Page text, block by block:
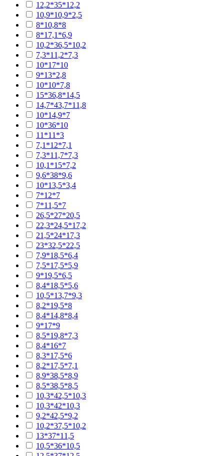
12,2*35*12,2
10,9*10,9*2,5
8*10,8*8
8*17,1*6,9
10,2*36,5*10,2
7,3*11,2*7,3
10*17*10
9*13*2,8
10*10*7,8
15*36,8*14,5
14,7*43,7*11,8
10*14,9*7
10*36*10
11*11*3
7,1*12*7,1
7,3*11,7*7,3
10,1*15*7,2
9,6*38*9,6
10*13,5*3,4
7*12*7
7*11,5*7
26,5*27*20,5
22,3*24,5*17,2
21,5*24*17,3
23*32,5*22,5
7,9*18,5*6,4
7,5*17,5*5,9
9*19,5*6,5
8,4*18,5*5,6
10,5*13,7*9,3
8,2*19,5*8
8,4*14,8*8,4
9*17*9
8,5*19,8*7,3
8,4*16*7
8,3*17,5*6
8,2*17,5*7,1
8,9*38,5*8,9
8,5*38,5*8,5
10,3*42,5*10,3
10,3*42*10,3
9,2*42,5*9,2
10,2*37,5*10,2
13*37*11,5
10,5*36*10,5